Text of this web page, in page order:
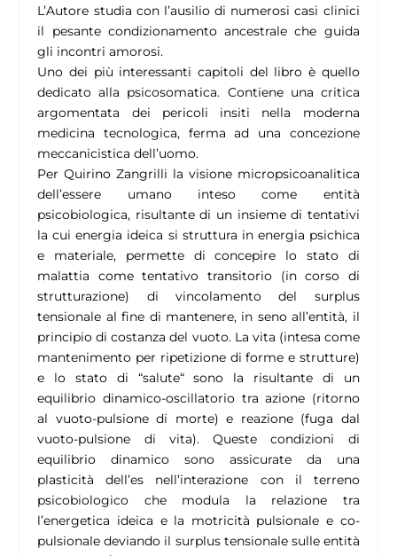
L’Autore studia con l’ausilio di numerosi casi clinici
il pesante condizionamento ancestrale che guida
gli incontri amorosi.
Uno dei più interessanti capitoli del libro è quello
dedicato alla psicosomatica. Contiene una critica
argomentata dei pericoli insiti nella moderna
medicina tecnologica, ferma ad una concezione
meccanicistica dell’uomo.
Per Quirino Zangrilli la visione micropsicoanalitica
dell’essere umano inteso come entità
psicobiologica, risultante di un insieme di tentativi
la cui energia ideica si struttura in energia psichica
e materiale, permette di concepire lo stato di
malattia come tentativo transitorio (in corso di
strutturazione) di vincolamento del surplus
tensionale al fine di mantenere, in seno all’entità, il
principio di costanza del vuoto. La vita (intesa come
mantenimento per ripetizione di forme e strutture)
e lo stato di “salute“ sono la risultante di un
equilibrio dinamico-oscillatorio tra azione (ritorno
al vuoto-pulsione di morte) e reazione (fuga dal
vuoto-pulsione di vita). Queste condizioni di
equilibrio dinamico sono assicurate da una
plasticità dell’es nell’interazione con il terreno
psicobiologico che modula la relazione tra
l’energetica ideica e la motricità pulsionale e co-
pulsionale deviando il surplus tensionale sulle entità